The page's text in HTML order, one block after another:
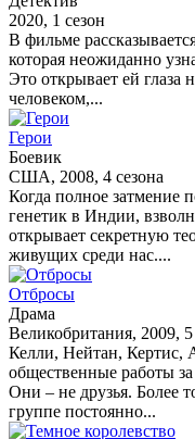
2020, 1 сезон
В фильме
которая неожиданно
Это открывает ей глаза
человеком,...
Герои
Боевик
США, 2008, 4 сезона
Когда полное затмение
генетик в Индии,
открывает секретную
живущих среди нас....
Отбросы
Драма
Великобритания, 2009, 5
Келли, Нейтан,
общественные работы
Они – не друзья. Более
группе постоянно...